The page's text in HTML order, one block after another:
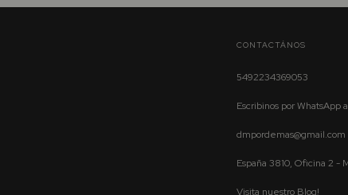
CONTACTÁNOS
5492234369053
Escribinos por WhatsApp
dmpordemas@gmail.com
España 3810, Oficina 2 -
Visita nuestro Blog!